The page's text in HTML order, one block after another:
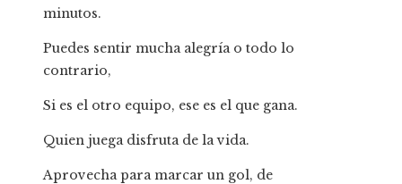
minutos.
Puedes sentir mucha alegría o todo lo
contrario,
Si es el otro equipo, ese es el que gana.
Quien juega disfruta de la vida.
Aprovecha para marcar un gol, de